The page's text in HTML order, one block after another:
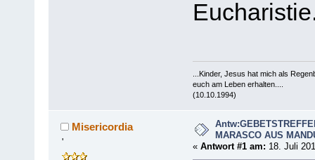
...Kinder, Jesus hat mich als
euch am Leben erhalten....
(10.10.1994)
Misericordia
'
MARASCO AUS
« Antwort #1 am: 18. Juli